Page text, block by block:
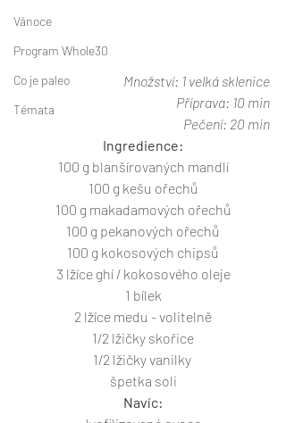
Vánoce
Program Whole30
Co je paleo
Témata
Množství: 1 velká sklenice
Příprava: 10 min
Pečení: 20 min
Ingredience:
100 g blanšírovaných mandlí
100 g kešu ořechů
100 g makadamových ořechů
100 g pekanových ořechů
100 g kokosových chipsů
3 lžíce ghí / kokosového oleje
1 bílek
2 lžíce medu - volitelně
1/2 lžičky skořice
1/2 lžičky vanilky
špetka soli
Navíc: